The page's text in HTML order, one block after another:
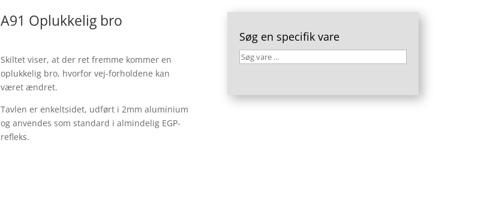
A91 Oplukkelig bro
Skiltet viser, at der ret fremme kommer en
oplukkelig bro, hvorfor vej-forholdene kan
været ændret.
Tavlen er enkeltsidet, udført i 2mm aluminium
og anvendes som standard i almindelig EGP-
refleks.
Søg en specifik vare
Søg